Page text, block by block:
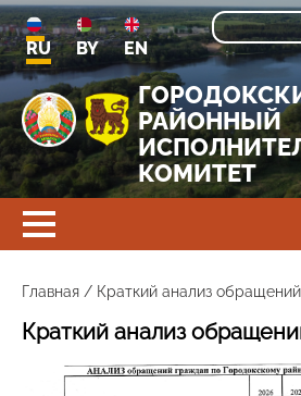
RU BY EN
РАЙОННЫЙ
КОМИТЕТ
Главная / Краткий анализ обращений
Краткий анализ